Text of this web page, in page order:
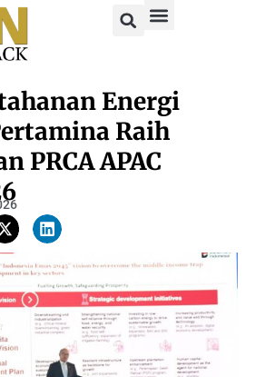
Energi
Raih
PRCA APAC